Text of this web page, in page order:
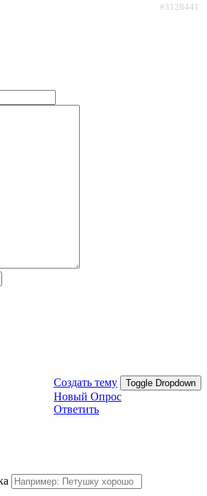
#3128441
Создать тему Toggle Dropdown
Новый Опрос
Ответить